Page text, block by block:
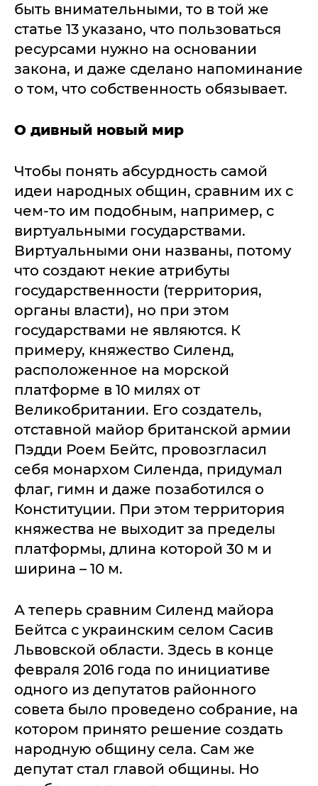
быть внимательными, то в той же
статье 13 указано, что пользоваться
ресурсами нужно на основании
закона, и даже сделано напоминание
о том, что собственность обязывает.
О дивный новый мир
Чтобы понять абсурдность самой
идеи народных общин, сравним их с
чем-то им подобным, например, с
виртуальными государствами.
Виртуальными они названы, потому
что создают некие атрибуты
государственности (территория,
органы власти), но при этом
государствами не являются. К
примеру, княжество Силенд,
расположенное на морской
платформе в 10 милях от
Великобритании. Его создатель,
отставной майор британской армии
Пэдди Роем Бейтс, провозгласил
себя монархом Силенда, придумал
флаг, гимн и даже позаботился о
Конституции. При этом территория
княжества не выходит за пределы
платформы, длина которой 30 м и
ширина – 10 м.
А теперь сравним Силенд майора
Бейтса с украинским селом Сасив
Львовской области. Здесь в конце
февраля 2016 года по инициативе
одного из депутатов районного
совета было проведено собрание, на
котором принято решение создать
народную общину села. Сам же
депутат стал главой общины. Но